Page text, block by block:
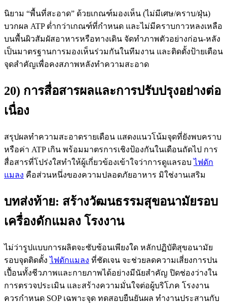
นิยาม “พื้นที่สะอาด” ด้วยเกณฑ์มองเห็น (ไม่มีเศษ/คราบ/ฝุ่น)
บวกผล ATP ต่ำกว่าเกณฑ์ที่กำหนด และไม่มีคราบกาวหลงเหลือ
บนพื้นผิวสัมผัสอาหารหรือทางเดิน จัดทำภาพตัวอย่างก่อน-หลัง
เป็นมาตรฐานการมองเห็นร่วมกันในทีมงาน และติดตั้งป้ายเตือน
จุดสำคัญเพื่อคงสภาพหลังทำความสะอาด
20) การสื่อสารผลและการปรับปรุงอย่างต่อ
เนื่อง
สรุปผลทำความสะอาดรายเดือน แสดงแนวโน้มจุดที่ยังพบคราบ
หรือค่า ATP เกิน พร้อมมาตรการเชิงป้องกันในเดือนถัดไป การ
สื่อสารที่โปร่งใสทำให้ผู้เกี่ยวข้องเข้าใจว่าการดูแลรอบไฟดัก
แมลง คือส่วนหนึ่งของความปลอดภัยอาหาร มิใช่งานเสริม
บทส่งท้าย: สร้างวัฒนธรรมสุขอนามัยรอบ
เครื่องดักแมลง โรงงาน
ไม่ว่ารูปแบบการผลิตจะซับซ้อนเพียงใด หลักปฏิบัติสุขอนามัย
รอบจุดติดตั้งไฟดักแมลง ที่ชัดเจน จะช่วยลดความเสี่ยงการปน
เปื้อนทั้งชีวภาพและกายภาพได้อย่างมีนัยสำคัญ ปิดช่องว่างใน
การตรวจประเมิน และสร้างความมั่นใจต่อผู้บริโภค โรงงาน
ควรกำหนด SOP เฉพาะจุด ทดสอบยืนยันผล ทำงานประสานกับ